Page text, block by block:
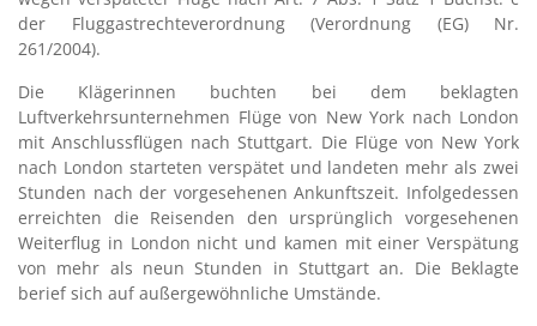
der Fluggastrechteverordnung (Verordnung (EG) Nr.
261/2004).
Die Klägerinnen buchten bei dem beklagten
Luftverkehrsunternehmen Flüge von New York nach London
mit Anschlussflügen nach Stuttgart. Die Flüge von New York
nach London starteten verspätet und landeten mehr als zwei
Stunden nach der vorgesehenen Ankunftszeit. Infolgedessen
erreichten die Reisenden den ursprünglich vorgesehenen
Weiterflug in London nicht und kamen mit einer Verspätung
von mehr als neun Stunden in Stuttgart an. Die Beklagte
berief sich auf außergewöhnliche Umstände.